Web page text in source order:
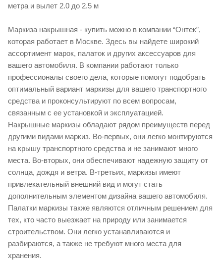
метра и вылет 2.0 до 2.5 м
Маркиза накрышная - купить можно в компании “Онтек”,
которая работает в Москве. Здесь вы найдете широкий
ассортимент марок, палаток и других аксессуаров для
вашего автомобиля. В компании работают только
профессионалы своего дела, которые помогут подобрать
оптимальный вариант маркизы для вашего транспортного
средства и проконсультируют по всем вопросам,
связанным с ее установкой и эксплуатацией.
Накрышные маркизы обладают рядом преимуществ перед
другими видами маркиз. Во-первых, они легко монтируются
на крышу транспортного средства и не занимают много
места. Во-вторых, они обеспечивают надежную защиту от
солнца, дождя и ветра. В-третьих, маркизы имеют
привлекательный внешний вид и могут стать
дополнительным элементом дизайна вашего автомобиля.
Палатки маркизы также являются отличным решением для
тех, кто часто выезжает на природу или занимается
строительством. Они легко устанавливаются и
разбираются, а также не требуют много места для
хранения.